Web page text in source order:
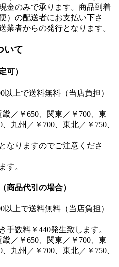
金のみで承ります。商品到着
）の配送者にお支払い下さ
業者からの発行となります。
いて
可）
以上で送料無料（当店負担）
／￥650、関東／￥700、東
九州／￥700、東北／￥750、
なりますのでご注意くださ
す。
商品代引の場合）
以上で送料無料（当店負担）
数料￥440発生致します。
／￥650、関東／￥700、東
九州／￥700、東北／￥750、